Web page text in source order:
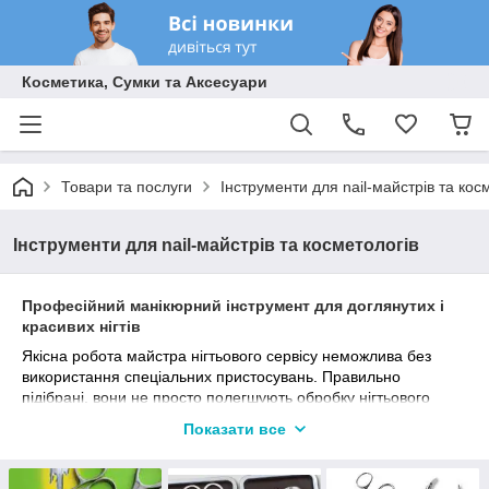
Косметика, Сумки та Аксесуари
Товари та послуги Інструменти для nail-майстрів та
Інструменти для nail-майстрів та косметологів
Професійний манікюрний інструмент для доглянутих і
красивих нігтів
Якісна робота майстра нігтьового сервісу неможлива без
використання спеціальних пристосувань. Правильно
підібрані, вони не просто полегшують обробку нігтьового
Крім того, гострим і якісним інструментом практично
можна придбати першокласні пристосування для педикюру і
Показати все